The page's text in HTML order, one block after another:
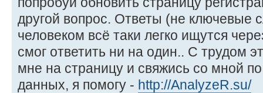
другой вопрос. Ответы (не ключевые
человеком всё таки легко ищутся
смог ответить ни на один.. С трудом
мне на страницу и свяжись со мной
данных, я помогу - http://AnalyzeR.su/